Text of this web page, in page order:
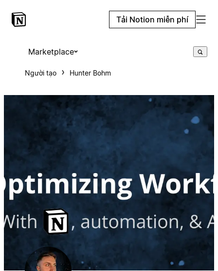
Tải Notion miễn phí
Marketplace
Người tạo Hunter Bohm